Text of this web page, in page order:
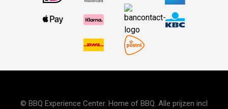
© BBQ Experience Center. Home of BBQ. Alle prijzen incl